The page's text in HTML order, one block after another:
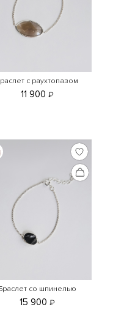
Браслет с раухтопазом
11 900 ₽
Браслет со шпинелью
15 900 ₽